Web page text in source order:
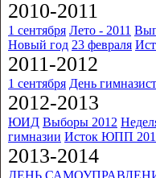
2010-2011
1 сентября Лето - 2011
Новый год 23 февраля
2011-2012
1 сентября День
2012-2013
ЮИД Выборы 2012
гимназии Исток ЮПП
2013-2014
ДЕНЬ